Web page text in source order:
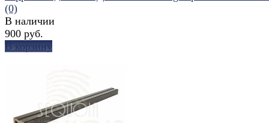
избранное сравнить
(0)
В наличии
900 руб.
В корзину